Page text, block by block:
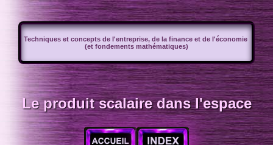
Techniques et concepts de l'entreprise, de la finance et de l'économie
(et fondements mathématiques)
Le produit scalaire dans l'espace